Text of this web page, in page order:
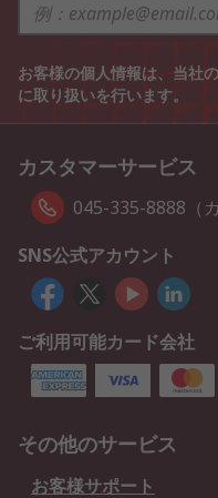
お客様の個人情報は、当社の
に取り扱いを行います。
カスタマーサービス
045-335-8888（
SNS公式アカウント
ご利用可能カード会社
その他のサービス
お客様サポート